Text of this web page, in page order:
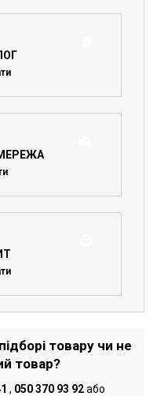
товару чи не
товар?
, 050 370 93 92або